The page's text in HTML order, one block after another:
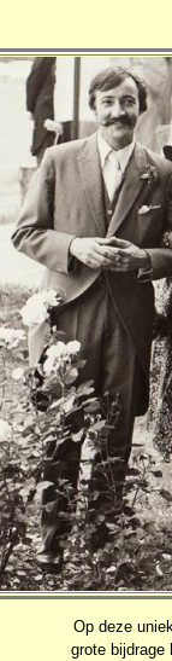
Op deze
grote bijdrage